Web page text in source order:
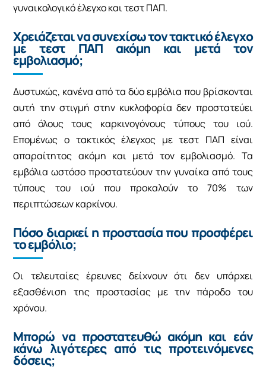
γυναικολογικό έλεγχο και τεστ ΠΑΠ.
Χρειάζεται να συνεχίσω τον τακτικό έλεγχο
με τεστ ΠΑΠ ακόμη και μετά τον
εμβολιασμό;
Δυστυχώς, κανένα από τα δύο εμβόλια που βρίσκονται
αυτή την στιγμή στην κυκλοφορία δεν προστατεύει
από όλους τους καρκινογόνους τύπους του ιού.
Επομένως ο τακτικός έλεγχος με τεστ ΠΑΠ είναι
απαραίτητος ακόμη και μετά τον εμβολιασμό. Τα
εμβόλια ωστόσο προστατεύουν την γυναίκα από τους
τύπους του ιού που προκαλούν το 70% των
περιπτώσεων καρκίνου.
Πόσο διαρκεί η προστασία που προσφέρει
το εμβόλιο;
Οι τελευταίες έρευνες δείχνουν ότι δεν υπάρχει
εξασθένιση της προστασίας με την πάροδο του
χρόνου.
Μπορώ να προστατευθώ ακόμη και εάν
κάνω λιγότερες από τις προτεινόμενες
δόσεις;